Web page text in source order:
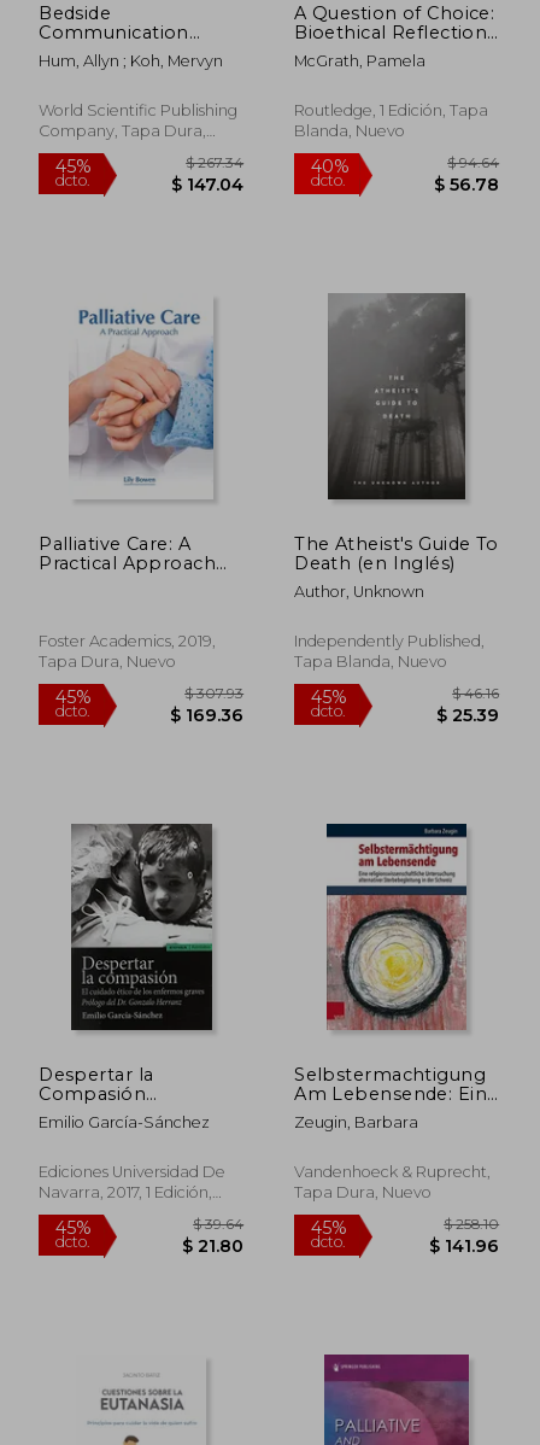
dcto.
45%
dcto. $ 38.41
40%
dcto.
Bedside
Communication
Handbook, The:
Speaking with
(en Inglés)
Hum, Allyn ; Koh, Mervyn
World Scientific Publishing
Company, Tapa Dura,
Nuevo
A Question of Choice:
Bioethical Reflections
on a Spiritual
Response to the
Imperative (en
Inglés)
McGrath, Pamela
Routledge, 1 Edición, Tapa
Blanda, Nuevo
Palliative Care: A
Practical Approach
Foster Academics, 2019,
Tapa Dura, Nuevo
The Atheist's Guide To
Death (en Inglés)
Author, Unknown
Independently Published,
Tapa Blanda, Nuevo
Despertar la
Compasión
(Astrolabio Salud)
Emilio García-Sánchez
Ediciones Universidad De
Navarra, 2017, 1 Edición,
Tapa Blanda, Nuevo
Selbstermachtigung
Am Lebensende: Eine
Untersuchung
Sterbebegleitung in
Der Schweiz (en
Zeugin, Barbara
Vandenhoeck & Ruprecht,
Tapa Dura, Nuevo